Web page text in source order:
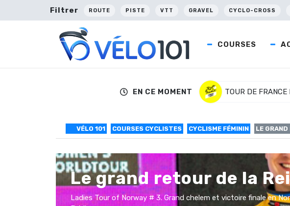
Filtrer ROUTE PISTE VTT GRAVEL CYCLO-CROSS
COURSES
EN CE MOMENT TOUR DE FRANCE
VÉLO 101 COURSES CYCLISTES CYCLISME FÉMININ LE GRAND
Le grand retour de la
Ladies Tour of Norway # 3. Grand chelem et victoire finale en